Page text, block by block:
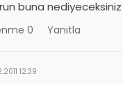
buna nediyeceksiniz
0 Yanıtla
12:39